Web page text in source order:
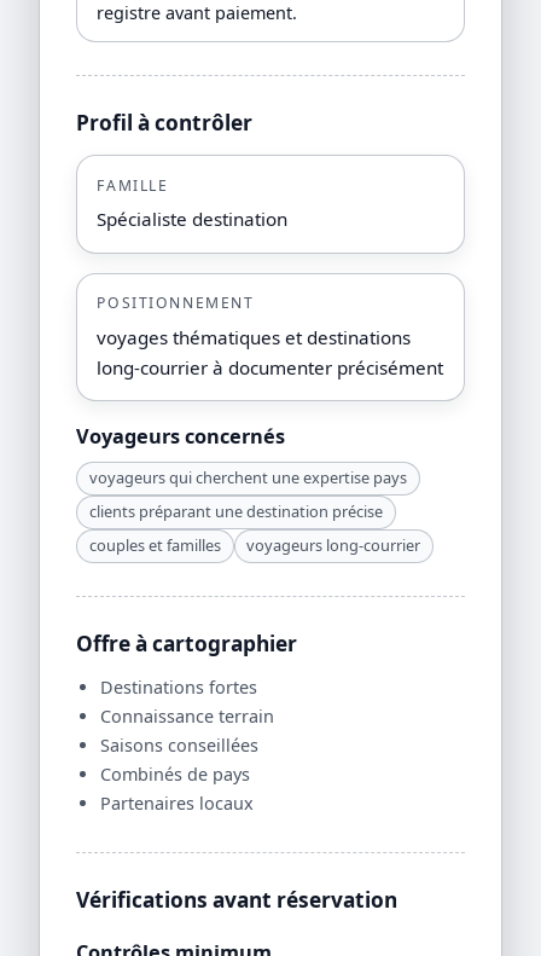
registre avant paiement.
Profil à contrôler
FAMILLE
Spécialiste destination
POSITIONNEMENT
voyages thématiques et destinations
long-courrier à documenter précisément
Voyageurs concernés
voyageurs qui cherchent une expertise pays
clients préparant une destination précise
couples et familles
voyageurs long-courrier
Offre à cartographier
Destinations fortes
Connaissance terrain
Saisons conseillées
Combinés de pays
Partenaires locaux
Vérifications avant réservation